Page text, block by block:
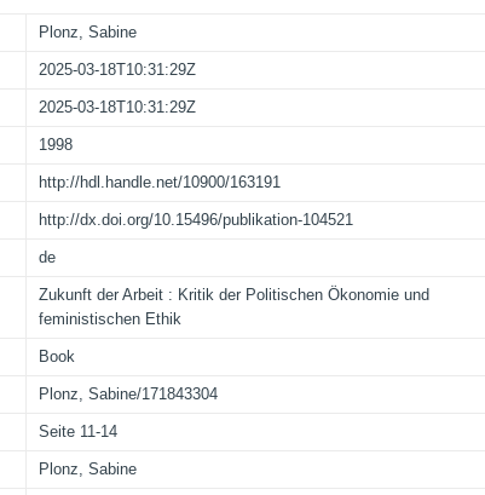
Plonz, Sabine
2025-03-18T10:31:29Z
2025-03-18T10:31:29Z
1998
http://hdl.handle.net/10900/163191
http://dx.doi.org/10.15496/publikation-104521
de
Zukunft der Arbeit : Kritik der Politischen Ökonomie und
feministischen Ethik
Book
Plonz, Sabine/171843304
Seite 11-14
Plonz, Sabine